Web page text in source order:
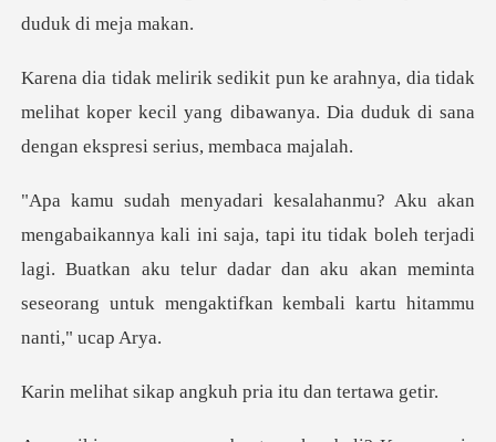
a tidak
melihat koper kecil yang dibawanya. Dia dud
, tapi itu tidak boleh terjadi
lagi. Buatkan aku telur dadar dan aku akan me
p angkuh pria itu